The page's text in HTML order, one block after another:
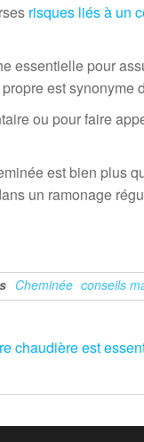
risques liés à un
essentielle pour
est synonyme
ou pour faire
est bien plus
un ramonage
Cheminée conseils
chaudière est